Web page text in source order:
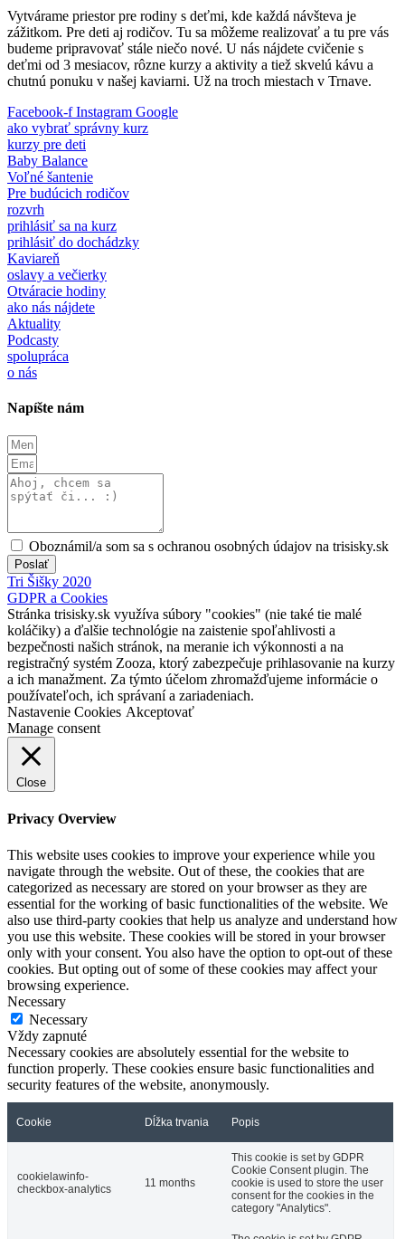
Vytvárame priestor pre rodiny s deťmi, kde každá návšteva je
zážitkom. Pre deti aj rodičov. Tu sa môžeme realizovať a tu pre vás
budeme pripravovať stále niečo nové. U nás nájdete cvičenie s
deťmi od 3 mesiacov, rôzne kurzy a aktivity a tiež skvelú kávu a
chutnú ponuku v našej kaviarni. Už na troch miestach v Trnave.
Facebook-f Instagram Google
ako vybrať správny kurz
kurzy pre deti
Baby Balance
Voľné šantenie
Pre budúcich rodičov
rozvrh
prihlásiť sa na kurz
prihlásiť do dochádzky
Kaviareň
oslavy a večierky
Otváracie hodiny
ako nás nájdete
Aktuality
Podcasty
spolupráca
o nás
Napíšte nám
Oboznámil/a som sa s ochranou osobných údajov na trisisky.sk
Poslať
Tri Šišky 2020
GDPR a Cookies
Stránka trisisky.sk využíva súbory "cookies" (nie také tie malé
koláčiky) a ďalšie technológie na zaistenie spoľahlivosti a
bezpečnosti našich stránok, na meranie ich výkonnosti a na
registračný systém Zooza, ktorý zabezpečuje prihlasovanie na kurzy
a ich manažment. Za týmto účelom zhromažďujeme informácie o
používateľoch, ich správaní a zariadeniach.
Nastavenie Cookies Akceptovať
Manage consent
Close
Privacy Overview
This website uses cookies to improve your experience while you
navigate through the website. Out of these, the cookies that are
categorized as necessary are stored on your browser as they are
essential for the working of basic functionalities of the website. We
also use third-party cookies that help us analyze and understand how
you use this website. These cookies will be stored in your browser
only with your consent. You also have the option to opt-out of these
cookies. But opting out of some of these cookies may affect your
browsing experience.
Necessary
Necessary
Vždy zapnuté
Necessary cookies are absolutely essential for the website to
function properly. These cookies ensure basic functionalities and
security features of the website, anonymously.
Cookie Dĺžka trvania Popis
cookielawinfo-
checkbox-analytics
11 months
This cookie is set by GDPR
Cookie Consent plugin. The
cookie is used to store the user
consent for the cookies in the
category "Analytics".